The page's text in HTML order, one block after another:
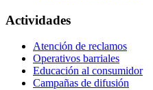
Actividades
Atención de reclamos
Operativos barriales
Educación al consumidor
Campañas de difusión